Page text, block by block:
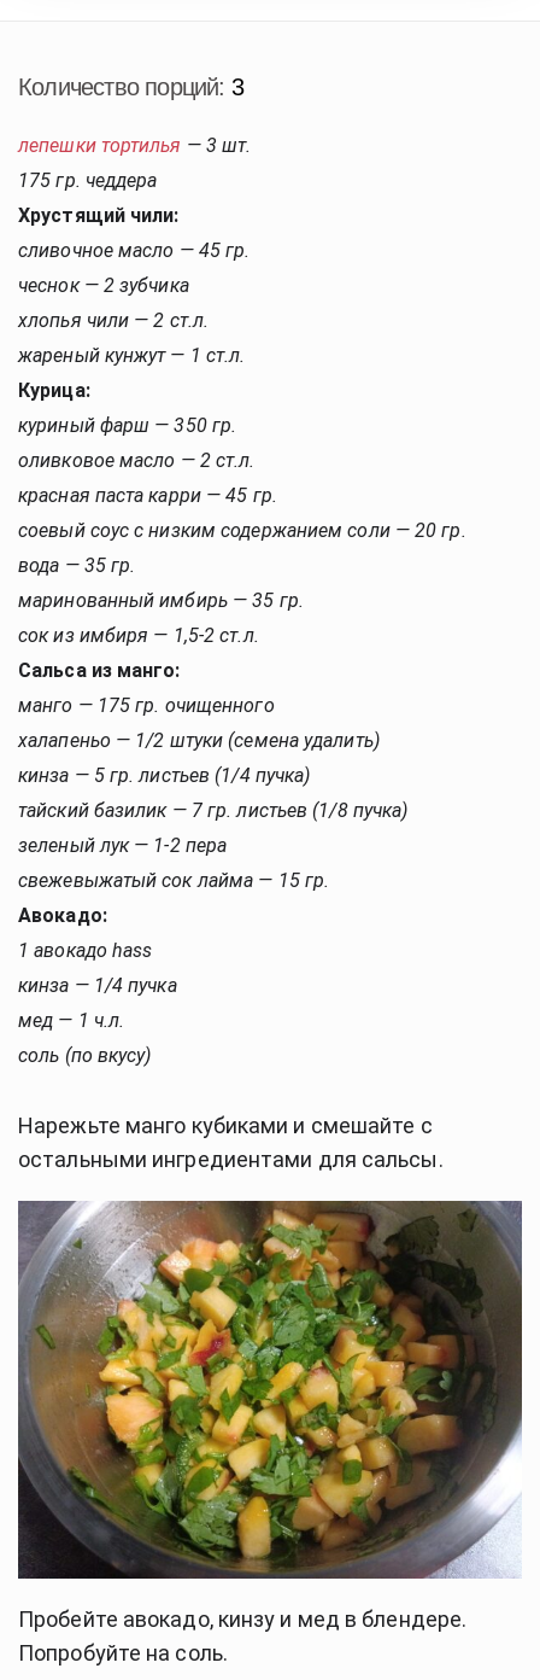
Количество порций: 3
лепешки тортилья — 3 шт.
175 гр. чеддера
Хрустящий чили:
сливочное масло — 45 гр.
чеснок — 2 зубчика
хлопья чили — 2 ст.л.
жареный кунжут — 1 ст.л.
Курица:
куриный фарш — 350 гр.
оливковое масло — 2 ст.л.
красная паста карри — 45 гр.
соевый соус с низким содержанием соли — 20 гр.
вода — 35 гр.
маринованный имбирь — 35 гр.
сок из имбиря — 1,5-2 ст.л.
Сальса из манго:
манго — 175 гр. очищенного
халапеньо — 1/2 штуки (семена удалить)
кинза — 5 гр. листьев (1/4 пучка)
тайский базилик — 7 гр. листьев (1/8 пучка)
зеленый лук — 1-2 пера
свежевыжатый сок лайма — 15 гр.
Авокадо:
1 авокадо hass
кинза — 1/4 пучка
мед — 1 ч.л.
соль (по вкусу)
Нарежьте манго кубиками и смешайте с
остальными ингредиентами для сальсы.
Пробейте авокадо, кинзу и мед в блендере.
Попробуйте на соль.